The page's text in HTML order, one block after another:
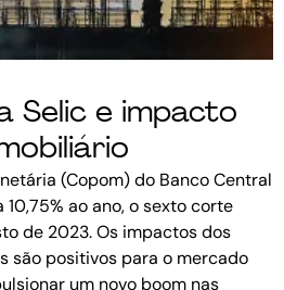
Selic e impacto
(Copom) do Banco Central
ao ano, o sexto corte
de 2023. Os impactos dos
são positivos para o mercado
um novo boom nas